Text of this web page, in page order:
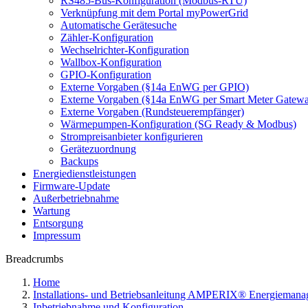
Verknüpfung mit dem Portal myPowerGrid
Automatische Gerätesuche
Zähler-Konfiguration
Wechselrichter-Konfiguration
Wallbox-Konfiguration
GPIO-Konfiguration
Externe Vorgaben (§14a EnWG per GPIO)
Externe Vorgaben (§14a EnWG per Smart Meter
Externe Vorgaben (Rundsteuerempfänger)
Wärmepumpen-Konfiguration (SG Ready & Modbus)
Strompreisanbieter konfigurieren
Gerätezuordnung
Backups
Energiedienstleistungen
Firmware-Update
Außerbetriebnahme
Wartung
Entsorgung
Impressum
Breadcrumbs
Home
Installations- und Betriebsanleitung AMPERIX®